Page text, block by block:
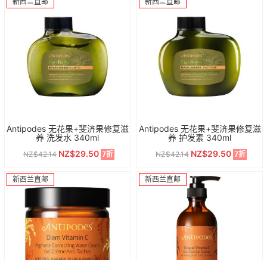
新西兰直邮
Antipodes 无花果+斐济果修复滋
养 洗发水 340ml
NZ$42.14 NZ$29.50 7折
新西兰直邮
Antipodes 无花果+斐济果修复滋
养 护发素 340ml
NZ$42.14 NZ$29.50 7折
新西兰直邮 新西兰直邮